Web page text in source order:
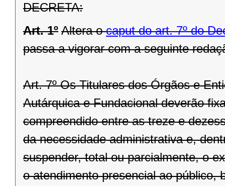
DECRETA:
Art. 1º Altera ocaput do art. 7º do
passa a vigorar com a seguinte
Art. 7º Os Titulares dos Órgãos e
Autárquica e Fundacional deverão
compreendido entre as treze e
da necessidade administrativa e,
suspender, total ou parcialmente, o
o atendimento presencial ao público,